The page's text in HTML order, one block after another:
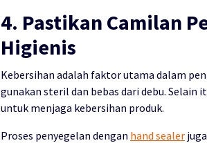
4. Pastikan Camilan
Higienis
Kebersihan adalah faktor utama dalam
gunakan steril dan bebas dari debu. Selain
untuk menjaga kebersihan produk.
Proses penyegelan dengan hand sealer